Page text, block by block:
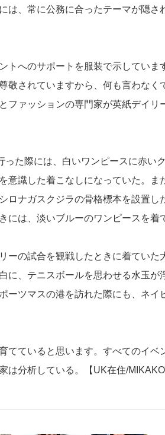
は、常に公務に合ったテーマが隠さ
トへのサポートを服装で示していま
敬されていますから、何も言わなく
ファッションの専門家が英紙デイリ
た際には、白いワンピースに赤い
意識した着こなしになっていた。ま
ロナガスクジラの骨格標本を設置し
は、淡いブルーのワンピースを着
ーの試合を観戦したときに着ていた
に、テニスボールを思わせる水玉が
ーツマスの港を訪れた際にも、ネイ
てていると思います。すべてのイベ
は分析している。【UK在住/MIKAKO